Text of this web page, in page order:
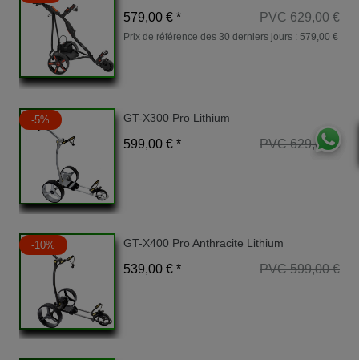
PVC 629,00 €
579,00 € *
Prix de référence des 30 derniers jours : 579,00 €
-5% GT-X300 Pro Lithium
PVC 629,00 €
599,00 € *
-10% GT-X400 Pro Anthracite Lithium
PVC 599,00 €
539,00 € *